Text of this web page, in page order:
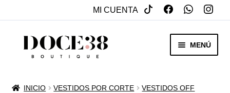
MI CUENTA
SALTAR
MENÚ
INICIO VESTIDOS POR CORTE
VESTIDOS OFF